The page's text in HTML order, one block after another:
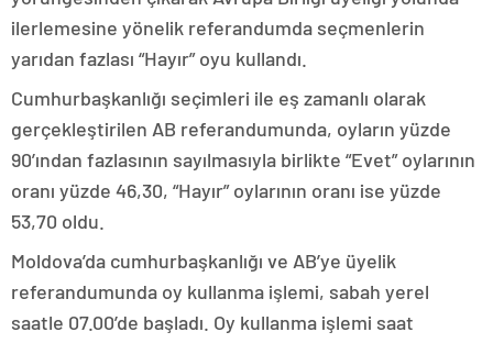
ilerlemesine yönelik referandumda seçmenlerin
yarıdan fazlası “Hayır” oyu kullandı.
Cumhurbaşkanlığı seçimleri ile eş zamanlı olarak
gerçekleştirilen AB referandumunda, oyların yüzde
90’ından fazlasının sayılmasıyla birlikte “Evet” oylarının
oranı yüzde 46,30, “Hayır” oylarının oranı ise yüzde
53,70 oldu.
Moldova’da cumhurbaşkanlığı ve AB’ye üyelik
referandumunda oy kullanma işlemi, sabah yerel
saatle 07.00’de başladı. Oy kullanma işlemi saat